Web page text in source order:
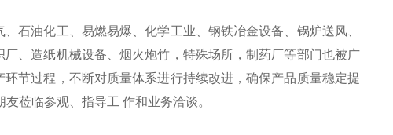
石油化工、易燃易爆、化学工业、钢铁冶金设备、锅炉送风、
、造纸机械设备、烟火炮竹，特殊场所，制药厂等部门也被广
节过程，不断对质量体系进行持续改进，确保产品质量稳定提
莅临参观、指导工 作和业务洽谈。